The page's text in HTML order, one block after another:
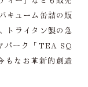
キューム缶詰の販
トライタン製の急
パーク「TEA SQ
なお革新的創造